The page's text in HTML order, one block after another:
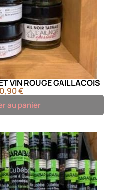
VIN ROUGE GAILLACOIS
€
au panier